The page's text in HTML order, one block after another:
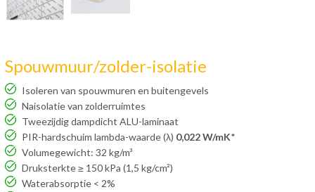
Spouwmuur/zolder-isolatie
Isoleren van spouwmuren en buitengevels
Naisolatie van zolderruimtes
Tweezijdig dampdicht ALU-laminaat
PIR-hardschuim lambda-waarde (λ) 0,022 W/mK*
Volumegewicht: 32 kg/m³
Druksterkte ≥ 150 kPa (1,5 kg/cm²)
Waterabsorptie < 2%